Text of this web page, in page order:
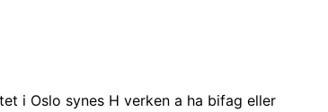
i Oslo synes H verken a ha bifag eller